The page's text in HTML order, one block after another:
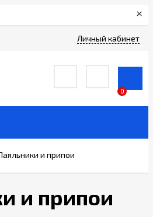
×
Личный кабинет
0
и припои
и припои